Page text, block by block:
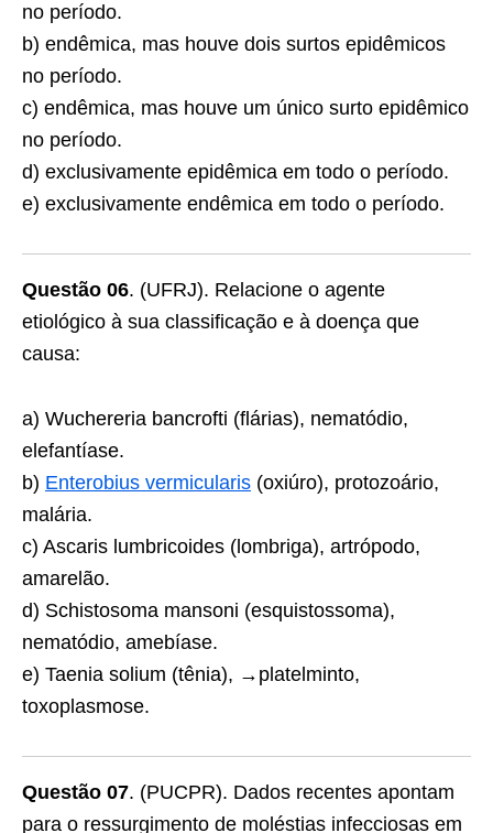
no período.
b) endêmica, mas houve dois surtos epidêmicos
no período.
c) endêmica, mas houve um único surto epidêmico
no período.
d) exclusivamente epidêmica em todo o período.
e) exclusivamente endêmica em todo o período.
Questão 06. (UFRJ). Relacione o agente
etiológico à sua classificação e à doença que
causa:
a) Wuchereria bancrofti (flárias), nematódio,
elefantíase.
b) Enterobius vermicularis (oxiúro), protozoário,
malária.
c) Ascaris lumbricoides (lombriga), artrópodo,
amarelão.
d) Schistosoma mansoni (esquistossoma),
nematódio, amebíase.
e) Taenia solium (tênia), →platelminto,
toxoplasmose.
Questão 07. (PUCPR). Dados recentes apontam
para o ressurgimento de moléstias infecciosas em